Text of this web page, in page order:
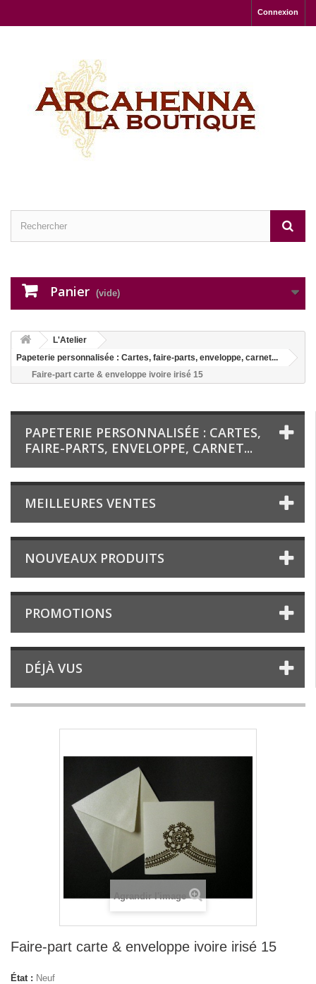
Connexion
Panier (vide)
L'Atelier
Papeterie personnalisée : Cartes, faire-parts, enveloppe, carnet...
Faire-part carte & enveloppe ivoire irisé 15
PAPETERIE PERSONNALISÉE : CARTES,
FAIRE-PARTS, ENVELOPPE, CARNET...
MEILLEURES VENTES
NOUVEAUX PRODUITS
PROMOTIONS
DÉJÀ VUS
Agrandir l'image
Faire-part carte & enveloppe ivoire irisé 15
État : Neuf